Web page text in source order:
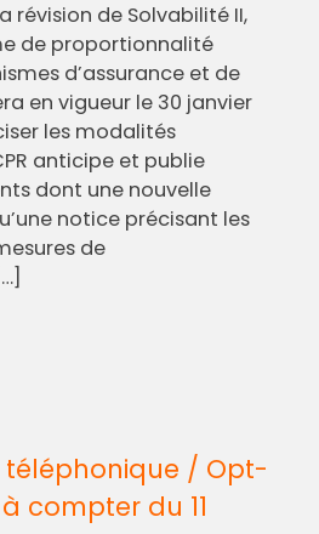
révision de Solvabilité II,
de proportionnalité
d’assurance et de
en vigueur le 30 janvier
les modalités
anticipe et publie
dont une nouvelle
notice précisant les
de
/ Opt-
compter du 11